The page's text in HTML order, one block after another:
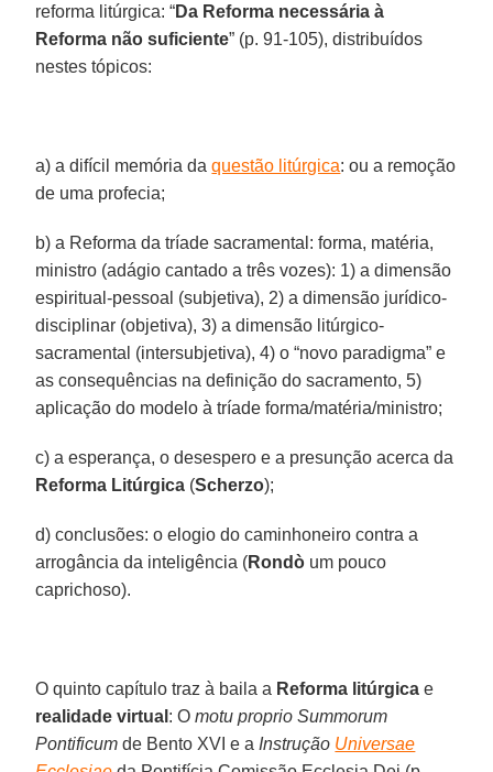
reforma litúrgica: “Da Reforma necessária à
Reforma não suficiente” (p. 91-105), distribuídos
nestes tópicos:
a) a difícil memória daquestão litúrgica: ou a remoção
de uma profecia;
b) a Reforma da tríade sacramental: forma, matéria,
ministro (adágio cantado a três vozes): 1) a dimensão
espiritual-pessoal (subjetiva), 2) a dimensão jurídico-
disciplinar (objetiva), 3) a dimensão litúrgico-
sacramental (intersubjetiva), 4) o “novo paradigma” e
as consequências na definição do sacramento, 5)
aplicação do modelo à tríade forma/matéria/ministro;
c) a esperança, o desespero e a presunção acerca da
Reforma Litúrgica (Scherzo);
d) conclusões: o elogio do caminhoneiro contra a
arrogância da inteligência (Rondò um pouco
caprichoso).
O quinto capítulo traz à baila a Reforma litúrgica e
realidade virtual : Omotu proprio Summorum
Pontificumde Bento XVI e a Instrução Universae